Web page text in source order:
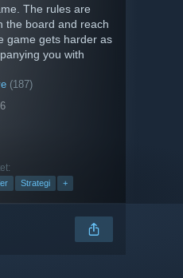
The rules are
the board and reach
game gets harder as
you with
(187)
Strategi +